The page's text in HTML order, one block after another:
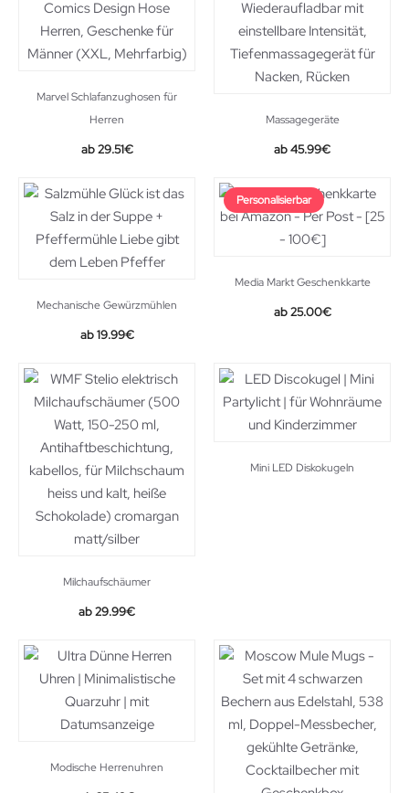
Marvel Schlafanzughosen für
Herren
29.51€
Massagegeräte
45.99€
Mechanische Gewürzmühlen
19.99€
Personalisierbar
Media Markt Geschenkkarte
25.00€
Milchaufschäumer
29.99€
Mini LED Diskokugeln
Modische Herrenuhren